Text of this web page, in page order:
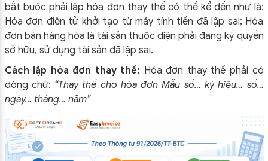
bắt buộc phải lập hóa đơn thay thế có thể kể đến như là:
Hóa đơn điện tử khởi tạo từ máy tính tiền đã lập sai; Hóa
đơn bán hàng hóa là tài sản thuộc diện phải đăng ký quyền
sở hữu, sử dụng tài sản đã lập sai.
Cách lập hóa đơn thay thế: Hóa đơn thay thế phải có
dòng chữ: “Thay thế cho hóa đơn Mẫu số… ký hiệu… số…
ngày… tháng… năm”